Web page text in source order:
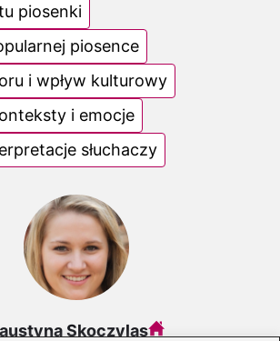
piosenki
piosence
i wpływ kulturowy
i emocje
słuchaczy
Skoczylas